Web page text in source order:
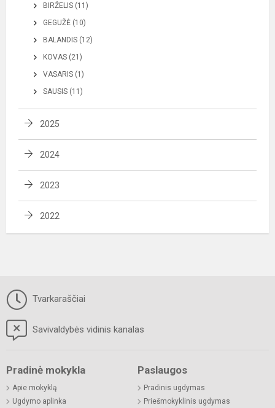
BIRŽELIS (11)
GEGUŽĖ (10)
BALANDIS (12)
KOVAS (21)
VASARIS (1)
SAUSIS (11)
2025
2024
2023
2022
Tvarkaraščiai
Savivaldybės vidinis kanalas
Pradinė mokykla
Apie mokyklą
Ugdymo aplinka
Paslaugos
Pradinis ugdymas
Priešmokyklinis ugdymas